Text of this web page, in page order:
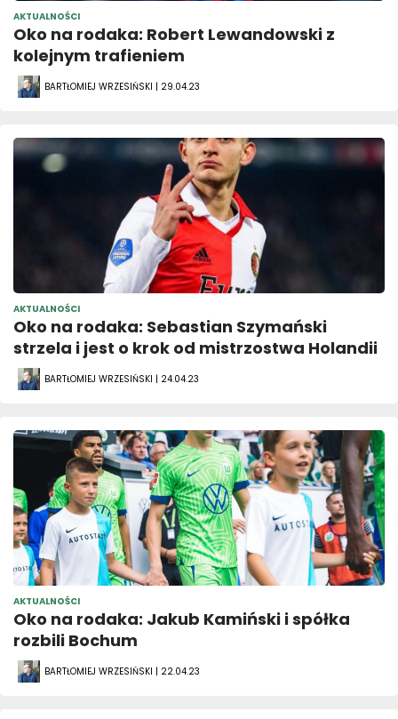
AKTUALNOŚCI
Oko na rodaka: Robert Lewandowski z
kolejnym trafieniem
BARTŁOMIEJ WRZESIŃSKI | 29.04.23
AKTUALNOŚCI
Oko na rodaka: Sebastian Szymański
strzela i jest o krok od mistrzostwa Holandii
BARTŁOMIEJ WRZESIŃSKI | 24.04.23
AKTUALNOŚCI
Oko na rodaka: Jakub Kamiński i spółka
rozbili Bochum
BARTŁOMIEJ WRZESIŃSKI | 22.04.23